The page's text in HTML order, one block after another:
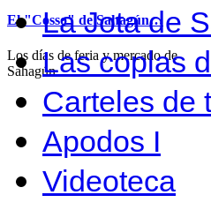
El "Cosso" de Sahagún…
Los días de feria y mercado de
Sahagún…
La Jota de
Las coplas
Carteles de
Apodos I
Videoteca